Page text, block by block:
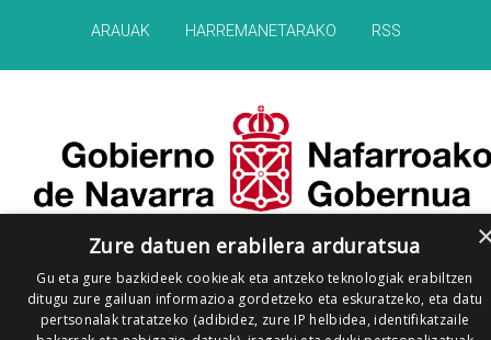
ARAUAK HARREMANETARAKO RSS
Zure datuen erabilera arduratsua
Gu eta gure bazkideek cookieak eta antzeko teknologiak erabiltzen
ditugu zure gailuan informazioa gordetzeko eta eskuratzeko, eta datu
pertsonalak tratatzeko (adibidez, zure IP helbidea, identifikatzaile